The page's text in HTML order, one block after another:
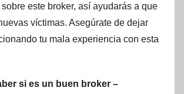
este broker, así ayudarás a que
víctimas. Asegúrate de dejar
tu mala experiencia con esta
si es un buen broker –